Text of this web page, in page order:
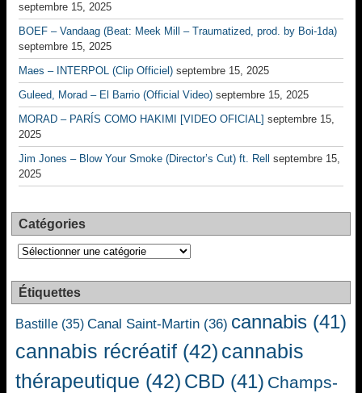
septembre 15, 2025
BOEF – Vandaag (Beat: Meek Mill – Traumatized, prod. by Boi-1da)
septembre 15, 2025
Maes – INTERPOL (Clip Officiel) septembre 15, 2025
Guleed, Morad – El Barrio (Official Video) septembre 15, 2025
MORAD – PARÍS COMO HAKIMI [VIDEO OFICIAL] septembre 15,
2025
Jim Jones – Blow Your Smoke (Director’s Cut) ft. Rell
septembre 15,
2025
Catégories
Catégories
Étiquettes
Bastille (35) Canal Saint-Martin (36) cannabis (41)
cannabis récréatif (42) cannabis
thérapeutique (42) CBD (41) Champs-